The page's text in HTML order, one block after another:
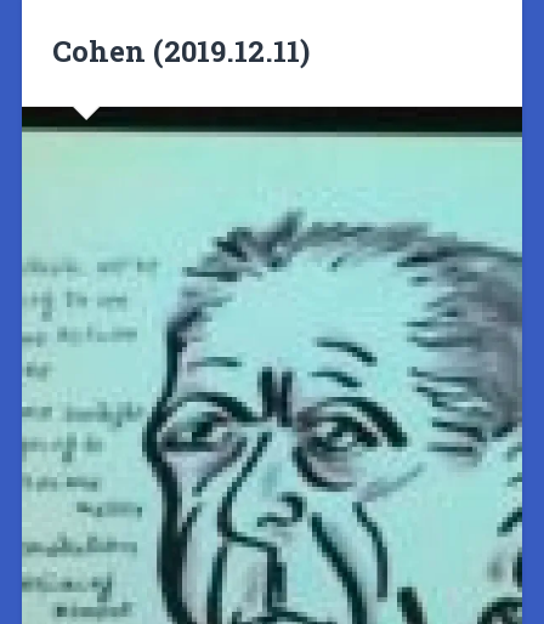
Cohen (2019.12.11)